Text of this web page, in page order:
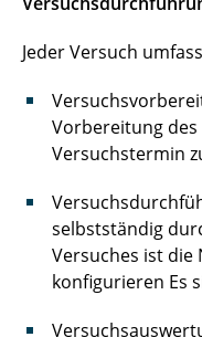
Jeder Versuch
Vorbereitung
Versuchstermin
selbstständig
Versuches ist
konfigurieren Es